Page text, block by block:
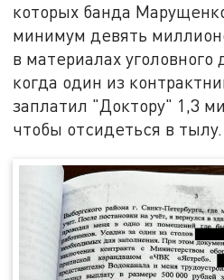
которых банда
минимум девять
в материалах уголовного
когда один из
заплатил "Доктору" 1,3
чтобы отсидеться в тылу.